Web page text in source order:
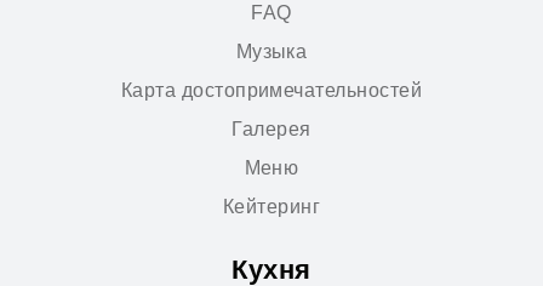
FAQ
Музыка
Карта достопримечательностей
Галерея
Меню
Кейтеринг
Кухня